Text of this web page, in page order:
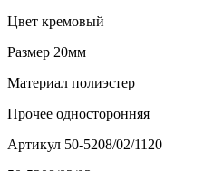
Цвет кремовый
Размер 20мм
Материал полиэстер
Прочее односторонняя
Артикул 50-5208/02/1120